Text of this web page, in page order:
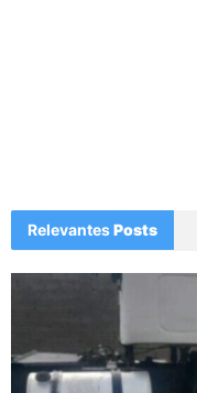
RelevantesPosts